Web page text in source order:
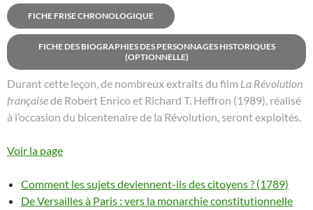
FICHE FRISE CHRONOLOGIQUE
FICHE DES BIOGRAPHIES DES PERSONNAGES HISTORIQUES
(OPTIONNELLE)
Durant cette leçon, de nombreux extraits du film La Révolution
françaisede Robert Enrico et Richard T. Heffron (1989), réalisé
à l’occasion du bicentenaire de la Révolution, seront exploités.
Voir la page
Comment les sujets deviennent-ils des citoyens ? (1789)
De Versailles à Paris : vers la monarchie constitutionnelle